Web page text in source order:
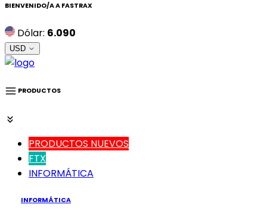
BIENVENIDO/A A FASTRAX
Dólar: 6.090
USD
PRODUCTOS
PRODUCTOS NUEVOS
FTX
INFORMÁTICA
INFORMÁTICA